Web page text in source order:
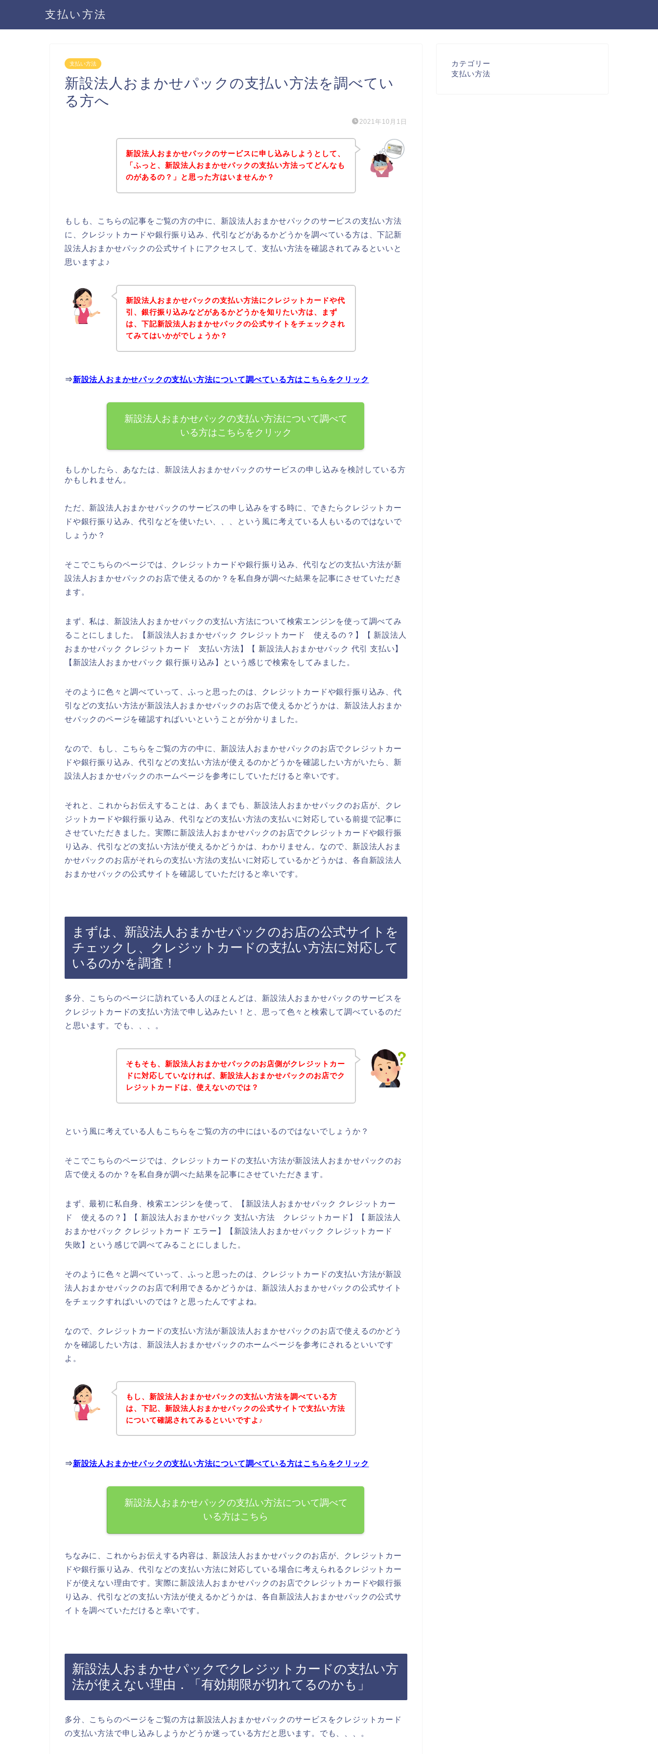
支払い方法
支払い方法
新設法人おまかせパックの支払い方法を調べてい
る方へ
2021年10月1日
新設法人おまかせパックのサービスに申し込みしようとして、
「ふっと、新設法人おまかせパックの支払い方法ってどんなも
のがあるの？」と思った方はいませんか？
もしも、こちらの記事をご覧の方の中に、新設法人おまかせパックのサービスの支払い方法
に、クレジットカードや銀行振り込み、代引などがあるかどうかを調べている方は、下記新
設法人おまかせパックの公式サイトにアクセスして、支払い方法を確認されてみるといいと
思いますよ♪
新設法人おまかせパックの支払い方法にクレジットカードや代
引、銀行振り込みなどがあるかどうかを知りたい方は、まず
は、下記新設法人おまかせパックの公式サイトをチェックされ
てみてはいかがでしょうか？
⇒新設法人おまかせパックの支払い方法について調べている方はこちらをクリック
新設法人おまかせパックの支払い方法について調べて
いる方はこちらをクリック
もしかしたら、あなたは、新設法人おまかせパックのサービスの申し込みを検討している方
かもしれません。
ただ、新設法人おまかせパックのサービスの申し込みをする時に、できたらクレジットカー
ドや銀行振り込み、代引などを使いたい、、、という風に考えている人もいるのではないで
しょうか？
そこでこちらのページでは、クレジットカードや銀行振り込み、代引などの支払い方法が新
設法人おまかせパックのお店で使えるのか？を私自身が調べた結果を記事にさせていただき
ます。
まず、私は、新設法人おまかせパックの支払い方法について検索エンジンを使って調べてみ
ることにしました。【新設法人おまかせパック クレジットカード 使えるの？】【 新設法人
おまかせパック クレジットカード 支払い方法】【 新設法人おまかせパック 代引 支払い】
【新設法人おまかせパック 銀行振り込み】という感じで検索をしてみました。
そのように色々と調べていって、ふっと思ったのは、クレジットカードや銀行振り込み、代
引などの支払い方法が新設法人おまかせパックのお店で使えるかどうかは、新設法人おまか
せパックのページを確認すればいいということが分かりました。
なので、もし、こちらをご覧の方の中に、新設法人おまかせパックのお店でクレジットカー
ドや銀行振り込み、代引などの支払い方法が使えるのかどうかを確認したい方がいたら、新
設法人おまかせパックのホームページを参考にしていただけると幸いです。
それと、これからお伝えすることは、あくまでも、新設法人おまかせパックのお店が、クレ
ジットカードや銀行振り込み、代引などの支払い方法の支払いに対応している前提で記事に
させていただきました。実際に新設法人おまかせパックのお店でクレジットカードや銀行振
り込み、代引などの支払い方法が使えるかどうかは、わかりません。なので、新設法人おま
かせパックのお店がそれらの支払い方法の支払いに対応しているかどうかは、各自新設法人
おまかせパックの公式サイトを確認していただけると幸いです。
まずは、新設法人おまかせパックのお店の公式サイトを
チェックし、クレジットカードの支払い方法に対応して
いるのかを調査！
多分、こちらのページに訪れている人のほとんどは、新設法人おまかせパックのサービスを
クレジットカードの支払い方法で申し込みたい！と、思って色々と検索して調べているのだ
と思います。でも、、、。
そもそも、新設法人おまかせパックのお店側がクレジットカー
ドに対応していなければ、新設法人おまかせパックのお店でク
レジットカードは、使えないのでは？
という風に考えている人もこちらをご覧の方の中にはいるのではないでしょうか？
そこでこちらのページでは、クレジットカードの支払い方法が新設法人おまかせパックのお
店で使えるのか？を私自身が調べた結果を記事にさせていただきます。
まず、最初に私自身、検索エンジンを使って、【新設法人おまかせパック クレジットカー
ド 使えるの？】【 新設法人おまかせパック 支払い方法 クレジットカード】【 新設法人
おまかせパック クレジットカード エラー】【新設法人おまかせパック クレジットカード
失敗】という感じで調べてみることにしました。
そのように色々と調べていって、ふっと思ったのは、クレジットカードの支払い方法が新設
法人おまかせパックのお店で利用できるかどうかは、新設法人おまかせパックの公式サイト
をチェックすればいいのでは？と思ったんですよね。
なので、クレジットカードの支払い方法が新設法人おまかせパックのお店で使えるのかどう
かを確認したい方は、新設法人おまかせパックのホームページを参考にされるといいです
よ。
もし、新設法人おまかせパックの支払い方法を調べている方
は、下記、新設法人おまかせパックの公式サイトで支払い方法
について確認されてみるといいですよ♪
⇒新設法人おまかせパックの支払い方法について調べている方はこちらをクリック
新設法人おまかせパックの支払い方法について調べて
いる方はこちら
ちなみに、これからお伝えする内容は、新設法人おまかせパックのお店が、クレジットカー
ドや銀行振り込み、代引などの支払い方法に対応している場合に考えられるクレジットカー
ドが使えない理由です。実際に新設法人おまかせパックのお店でクレジットカードや銀行振
り込み、代引などの支払い方法が使えるかどうかは、各自新設法人おまかせパックの公式サ
イトを調べていただけると幸いです。
新設法人おまかせパックでクレジットカードの支払い方
法が使えない理由．「有効期限が切れてるのかも」
多分、こちらのページをご覧の方は新設法人おまかせパックのサービスをクレジットカード
の支払い方法で申し込みしようかどうか迷っている方だと思います。でも、、、。
カテゴリー
支払い方法